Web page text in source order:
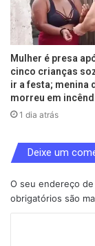
Mulher é presa
cinco crianças
ir a festa; menina
morreu em
1 dia atrás
Deixe um
O seu endereço
obrigatórios são